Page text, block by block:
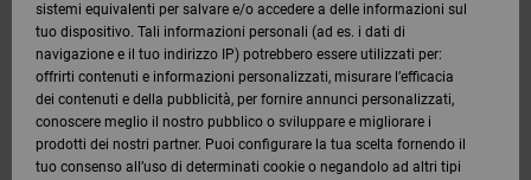
sistemi equivalenti per salvare e/o accedere a delle informazioni sul
tuo dispositivo. Tali informazioni personali (ad es. i dati di
navigazione e il tuo indirizzo IP) potrebbero essere utilizzati per:
offrirti contenuti e informazioni personalizzati, misurare l’efficacia
dei contenuti e della pubblicità, per fornire annunci personalizzati,
conoscere meglio il nostro pubblico o sviluppare e migliorare i
prodotti dei nostri partner. Puoi configurare la tua scelta fornendo il
tuo consenso all’uso di determinati cookie o negandolo ad altri tipi